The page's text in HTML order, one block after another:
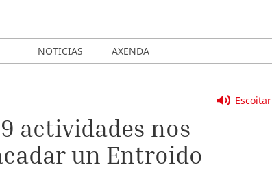
NOTICIAS AXENDA
Escoitar
actividades nos
un Entroido